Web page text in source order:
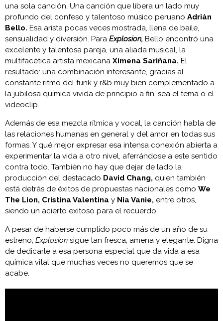
una sola canción. Una canción que libera un lado muy
profundo del confeso y talentoso músico peruano Adrián
Bello. Esa arista pocas veces mostrada, llena de baile,
sensualidad y diversión. Para Explosion, Bello encontró una
excelente y talentosa pareja, una aliada musical, la
multifacética artista mexicana Ximena Sariñana. El
resultado: una combinación interesante, gracias al
constante ritmo del funk y r&b muy bien complementado a
la jubilosa química vivida de principio a fin, sea el tema o el
videoclip.
Además de esa mezcla rítmica y vocal, la canción habla de
las relaciones humanas en general y del amor en todas sus
formas. Y qué mejor expresar esa intensa conexión abierta a
experimentar la vida a otro nivel, aferrándose a este sentido
contra todo. También no hay que dejar de lado la
producción del destacado David Chang, quien también
está detrás de éxitos de propuestas nacionales como We
The Lion, Cristina Valentina y Nia Vanie, entre otros,
siendo un acierto exitoso para el recuerdo.
A pesar de haberse cumplido poco más de un año de su
estreno, Explosion sigue tan fresca, amena y elegante. Digna
de dedicarle a esa persona especial que da vida a esa
química vital que muchas veces no queremos que se
acabe.